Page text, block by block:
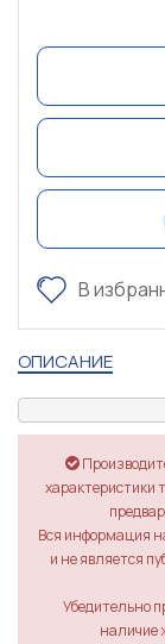
В
ОПИСАНИЕ
характеристики
Вся информация
и не является
Убедительно
наличие